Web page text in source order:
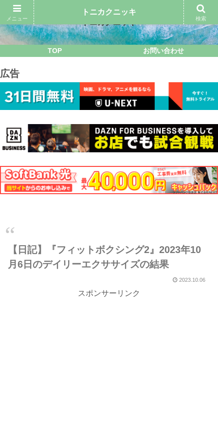
TOP お問い合わせ
広告
【日記】『フィットボクシング2』2023年10
月6日のデイリーエクササイズの結果
2023.10.06
スポンサーリンク
メニュー
トニカクニッキ
検索